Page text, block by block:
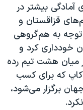
آمادگی بیشتر در
قزاقستان و
توجه به هم‌گروهی
خودداری کرد و
میان هشت تیم رده
کاپ که برای کسب
جهان برگزار می‌شود،